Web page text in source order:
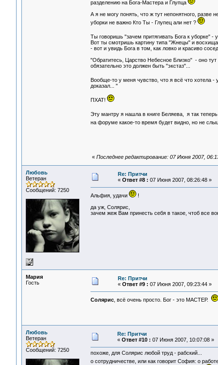
разделению на Бога-Мастера и Глупца
А я не могу понять, что ж тут непонятного,
уборки не важно Кто Ты - Глупец али нет ?
Ты говоришь "зачем притягивать Бога к уборке"
Вот ты смотришь картину типа "Жнецы" и
- вот и увидь Бога в том, как ловко и красиво
"Обратитесь, Царство Небесное Близко" - оно
обязательно это должен быть "экстаз"...
Вообще-то у меня чувство, что я всё что хотела -
доказал... "
ПХАТ!
Эту мантру я нашла в книге Беляева, я так
на форуме какое-то время будет видно, но не
« Последнее редактирование: 07 Июня 2007,
Любовь
Ветеран
Сообщений: 7250
Re: Притчи
« Ответ #8 : 07 Июня 2007, 08:26:48 »
Альфия, удачи
!
да уж, Солярис,
зачем жеж Вам принесть себя в такое, чтоб все
Мария
Гость
Re: Притчи
« Ответ #9 : 07 Июня 2007, 09:23:44 »
Солярис, всё очень просто. Бог - это МАСТЕР.
Любовь
Ветеран
Сообщений: 7250
Re: Притчи
« Ответ #10 : 07 Июня 2007, 10:07:08 »
похоже, для Солярис любой труд - рабский...
о сотрудничестве, или как говорит София: о